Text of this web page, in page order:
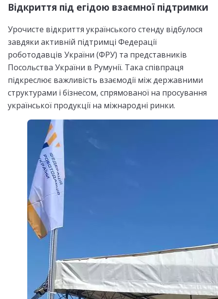
Відкриття під егідою взаємної підтримки
Урочисте відкриття українського стенду відбулося
завдяки активній підтримці Федерації
роботодавців України (ФРУ) та представників
Посольства України в Румунії. Така співпраця
підкреслює важливість взаємодії між державними
структурами і бізнесом, спрямованої на просування
української продукції на міжнародні ринки.